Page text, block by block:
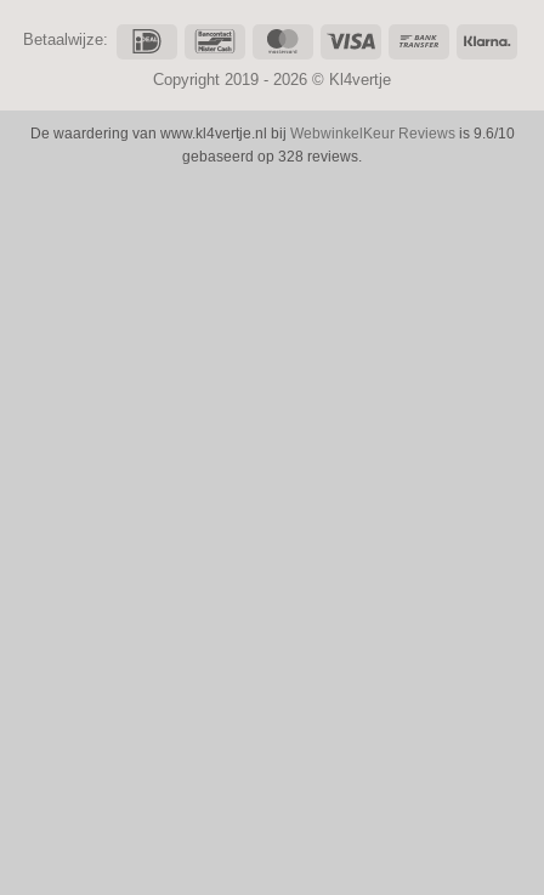
Betaalwijze: IDeal Bancontact MasterCard Visa
Bank
Copyright 2019 - 2026 © Kl4vertje
De waardering van www.kl4vertje.nl bij WebwinkelKeur Reviewsis 9.6/10
gebaseerd op 328 reviews.